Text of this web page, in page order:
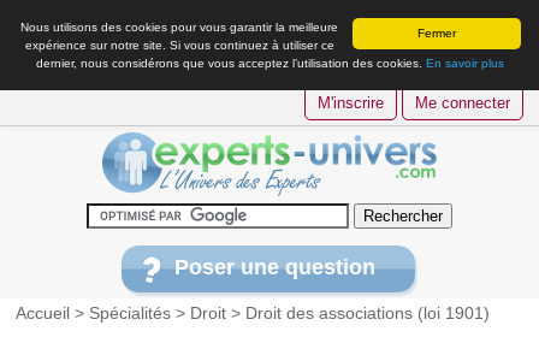
Fermer
Nous utilisons des cookies pour vous garantir la meilleure
expérience sur notre site. Si vous continuez à utiliser ce
dernier, nous considérons que vous acceptez l’utilisation des cookies. En savoir plus
M'inscrire Me connecter
Poser une question
Accueil > Spécialités > Droit > Droit des associations (loi 1901)